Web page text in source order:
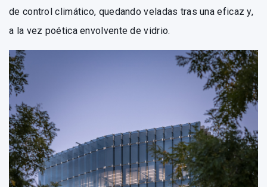
de control climático, quedando veladas tras una eficaz y,
a la vez poética envolvente de vidrio.